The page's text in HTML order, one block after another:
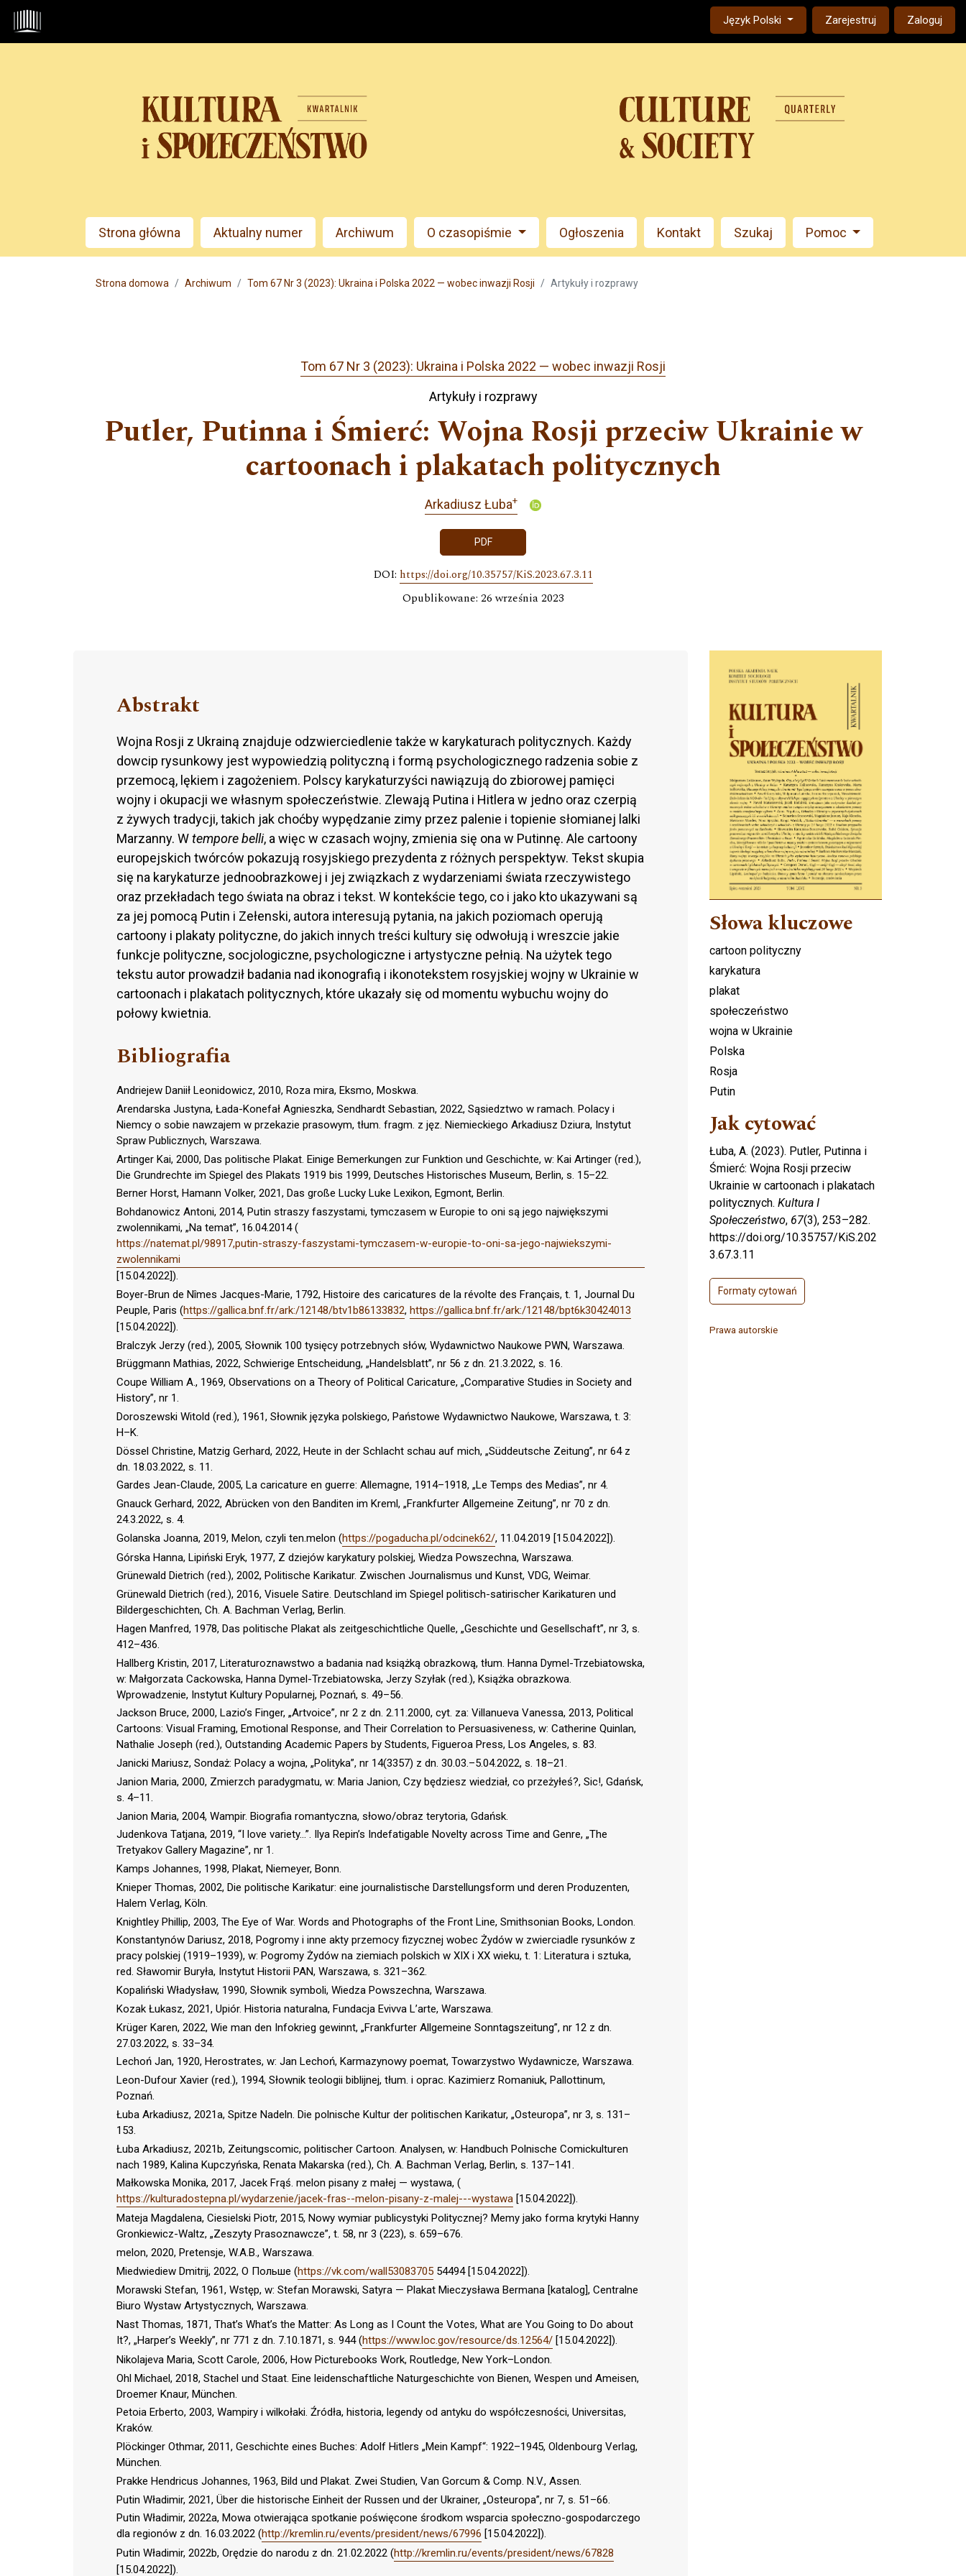
Przejdź do głównego menu
Przejdź do sekcji głównej
Przejdź do stopki
Change the language. The current language is:
Język Polski
Admin menu Zarejestruj Zaloguj
Main menu
Strona główna Aktualny numer Archiwum O czasopiśmie Ogłoszenia Kontakt Szukaj Pomoc
Strona domowa Archiwum Tom 67 Nr 3 (2023): Ukraina i Polska 2022 — wobec inwazji Rosji Artykuły i rozprawy
Tom 67 Nr 3 (2023): Ukraina i Polska 2022 — wobec inwazji Rosji
Artykuły i rozprawy
Putler, Putinna i Śmierć: Wojna Rosji przeciw Ukrainie w
cartoonach i plakatach politycznych
Arkadiusz Łuba+
PDF
DOI: https://doi.org/10.35757/KiS.2023.67.3.11
Opublikowane: 26 września 2023
Abstrakt
Wojna Rosji z Ukrainą znajduje odzwierciedlenie także w karykaturach politycznych. Każdy
dowcip rysunkowy jest wypowiedzią polityczną i formą psychologicznego radzenia sobie z
przemocą, lękiem i zagożeniem. Polscy karykaturzyści nawiązują do zbiorowej pamięci
wojny i okupacji we własnym społeczeństwie. Zlewają Putina i Hitlera w jedno oraz czerpią
z żywych tradycji, takich jak choćby wypędzanie zimy przez palenie i topienie słomianej lalki
Marzanny. Wtempore belli, a więc w czasach wojny, zmienia się ona w Putinnę. Ale cartoony
europejskich twórców pokazują rosyjskiego prezydenta z różnych perspektyw. Tekst skupia
się na karykaturze jednoobrazkowej i jej związkach z wydarzeniami świata rzeczywistego
oraz przekładach tego świata na obraz i tekst. W kontekście tego, co i jako kto ukazywani są
za jej pomocą Putin i Zełenski, autora interesują pytania, na jakich poziomach operują
cartoony i plakaty polityczne, do jakich innych treści kultury się odwołują i wreszcie jakie
funkcje polityczne, socjologiczne, psychologiczne i artystyczne pełnią. Na użytek tego
tekstu autor prowadził badania nad ikonografią i ikonotekstem rosyjskiej wojny w Ukrainie w
cartoonach i plakatach politycznych, które ukazały się od momentu wybuchu wojny do
połowy kwietnia.
Bibliografia
Andriejew Daniił Leonidowicz, 2010, Roza mira, Eksmo, Moskwa.
Arendarska Justyna, Łada-Konefał Agnieszka, Sendhardt Sebastian, 2022, Sąsiedztwo w ramach. Polacy i
Niemcy o sobie nawzajem w przekazie prasowym, tłum. fragm. z jęz. Niemieckiego Arkadiusz Dziura, Instytut
Spraw Publicznych, Warszawa.
Artinger Kai, 2000, Das politische Plakat. Einige Bemerkungen zur Funktion und Geschichte, w: Kai Artinger (red.),
Die Grundrechte im Spiegel des Plakats 1919 bis 1999, Deutsches Historisches Museum, Berlin, s. 15–22.
Berner Horst, Hamann Volker, 2021, Das große Lucky Luke Lexikon, Egmont, Berlin.
Bohdanowicz Antoni, 2014, Putin straszy faszystami, tymczasem w Europie to oni są jego największymi
zwolennikami, „Na temat”, 16.04.2014 (
https://natemat.pl/98917,putin-straszy-faszystami-tymczasem-w-europie-to-oni-sa-jego-najwiekszymi-
zwolennikami
[15.04.2022]).
Boyer-Brun de Nîmes Jacques-Marie, 1792, Histoire des caricatures de la révolte des Français, t. 1, Journal Du
Peuple, Paris (https://gallica.bnf.fr/ark:/12148/btv1b86133832, https://gallica.bnf.fr/ark:/12148/bpt6k30424013
[15.04.2022]).
Bralczyk Jerzy (red.), 2005, Słownik 100 tysięcy potrzebnych słów, Wydawnictwo Naukowe PWN, Warszawa.
Brüggmann Mathias, 2022, Schwierige Entscheidung, „Handelsblatt”, nr 56 z dn. 21.3.2022, s. 16.
Coupe William A., 1969, Observations on a Theory of Political Caricature, „Comparative Studies in Society and
History”, nr 1.
Doroszewski Witold (red.), 1961, Słownik języka polskiego, Państowe Wydawnictwo Naukowe, Warszawa, t. 3:
H–K.
Dössel Christine, Matzig Gerhard, 2022, Heute in der Schlacht schau auf mich, „Süddeutsche Zeitung”, nr 64 z
dn. 18.03.2022, s. 11.
Gardes Jean-Claude, 2005, La caricature en guerre: Allemagne, 1914–1918, „Le Temps des Medias”, nr 4.
Gnauck Gerhard, 2022, Abrücken von den Banditen im Kreml, „Frankfurter Allgemeine Zeitung”, nr 70 z dn.
24.3.2022, s. 4.
Golanska Joanna, 2019, Melon, czyli ten.melon (https://pogaducha.pl/odcinek62/, 11.04.2019 [15.04.2022]).
Górska Hanna, Lipiński Eryk, 1977, Z dziejów karykatury polskiej, Wiedza Powszechna, Warszawa.
Grünewald Dietrich (red.), 2002, Politische Karikatur. Zwischen Journalismus und Kunst, VDG, Weimar.
Grünewald Dietrich (red.), 2016, Visuele Satire. Deutschland im Spiegel politisch-satirischer Karikaturen und
Bildergeschichten, Ch. A. Bachman Verlag, Berlin.
Hagen Manfred, 1978, Das politische Plakat als zeitgeschichtliche Quelle, „Geschichte und Gesellschaft”, nr 3, s.
412–436.
Hallberg Kristin, 2017, Literaturoznawstwo a badania nad książką obrazkową, tłum. Hanna Dymel-Trzebiatowska,
w: Małgorzata Cackowska, Hanna Dymel-Trzebiatowska, Jerzy Szyłak (red.), Książka obrazkowa.
Wprowadzenie, Instytut Kultury Popularnej, Poznań, s. 49–56.
Jackson Bruce, 2000, Lazio’s Finger, „Artvoice”, nr 2 z dn. 2.11.2000, cyt. za: Villanueva Vanessa, 2013, Political
Cartoons: Visual Framing, Emotional Response, and Their Correlation to Persuasiveness, w: Catherine Quinlan,
Nathalie Joseph (red.), Outstanding Academic Papers by Students, Figueroa Press, Los Angeles, s. 83.
Janicki Mariusz, Sondaż: Polacy a wojna, „Polityka”, nr 14(3357) z dn. 30.03.–5.04.2022, s. 18–21.
Janion Maria, 2000, Zmierzch paradygmatu, w: Maria Janion, Czy będziesz wiedział, co przeżyłeś?, Sic!, Gdańsk,
s. 4–11.
Janion Maria, 2004, Wampir. Biografia romantyczna, słowo/obraz terytoria, Gdańsk.
Judenkova Tatjana, 2019, “I love variety…”. Ilya Repin’s Indefatigable Novelty across Time and Genre, „The
Tretyakov Gallery Magazine”, nr 1.
Kamps Johannes, 1998, Plakat, Niemeyer, Bonn.
Knieper Thomas, 2002, Die politische Karikatur: eine journalistische Darstellungsform und deren Produzenten,
Halem Verlag, Köln.
Knightley Phillip, 2003, The Eye of War. Words and Photographs of the Front Line, Smithsonian Books, London.
Konstantynów Dariusz, 2018, Pogromy i inne akty przemocy fizycznej wobec Żydów w zwierciadle rysunków z
pracy polskiej (1919–1939), w: Pogromy Żydów na ziemiach polskich w XIX i XX wieku, t. 1: Literatura i sztuka,
red. Sławomir Buryła, Instytut Historii PAN, Warszawa, s. 321–362.
Kopaliński Władysław, 1990, Słownik symboli, Wiedza Powszechna, Warszawa.
Kozak Łukasz, 2021, Upiór. Historia naturalna, Fundacja Evivva L’arte, Warszawa.
Krüger Karen, 2022, Wie man den Infokrieg gewinnt, „Frankfurter Allgemeine Sonntagszeitung”, nr 12 z dn.
27.03.2022, s. 33–34.
Lechoń Jan, 1920, Herostrates, w: Jan Lechoń, Karmazynowy poemat, Towarzystwo Wydawnicze, Warszawa.
Leon-Dufour Xavier (red.), 1994, Słownik teologii biblijnej, tłum. i oprac. Kazimierz Romaniuk, Pallottinum,
Poznań.
Łuba Arkadiusz, 2021a, Spitze Nadeln. Die polnische Kultur der politischen Karikatur, „Osteuropa”, nr 3, s. 131–
153.
Łuba Arkadiusz, 2021b, Zeitungscomic, politischer Cartoon. Analysen, w: Handbuch Polnische Comickulturen
nach 1989, Kalina Kupczyńska, Renata Makarska (red.), Ch. A. Bachman Verlag, Berlin, s. 137–141.
Małkowska Monika, 2017, Jacek Frąś. melon pisany z małej — wystawa, (
https://kulturadostepna.pl/wydarzenie/jacek-fras--melon-pisany-z-malej---wystawa [15.04.2022]).
Mateja Magdalena, Ciesielski Piotr, 2015, Nowy wymiar publicystyki Politycznej? Memy jako forma krytyki Hanny
Gronkiewicz-Waltz, „Zeszyty Prasoznawcze”, t. 58, nr 3 (223), s. 659–676.
melon, 2020, Pretensje, W.A.B., Warszawa.
Miedwiediew Dmitrij, 2022, О Польше (https://vk.com/wall53083705 54494 [15.04.2022]).
Morawski Stefan, 1961, Wstęp, w: Stefan Morawski, Satyra — Plakat Mieczysława Bermana [katalog], Centralne
Biuro Wystaw Artystycznych, Warszawa.
Nast Thomas, 1871, That’s What’s the Matter: As Long as I Count the Votes, What are You Going to Do about
It?, „Harper’s Weekly”, nr 771 z dn. 7.10.1871, s. 944 (https://www.loc.gov/resource/ds.12564/ [15.04.2022]).
Nikolajeva Maria, Scott Carole, 2006, How Picturebooks Work, Routledge, New York–London.
Ohl Michael, 2018, Stachel und Staat. Eine leidenschaftliche Naturgeschichte von Bienen, Wespen und Ameisen,
Droemer Knaur, München.
Petoia Erberto, 2003, Wampiry i wilkołaki. Źródła, historia, legendy od antyku do współczesności, Universitas,
Kraków.
Plöckinger Othmar, 2011, Geschichte eines Buches: Adolf Hitlers „Mein Kampf“: 1922–1945, Oldenbourg Verlag,
München.
Prakke Hendricus Johannes, 1963, Bild und Plakat. Zwei Studien, Van Gorcum & Comp. N.V., Assen.
Putin Władimir, 2021, Über die historische Einheit der Russen und der Ukrainer, „Osteuropa”, nr 7, s. 51–66.
Putin Władimir, 2022a, Mowa otwierająca spotkanie poświęcone środkom wsparcia społeczno-gospodarczego
dla regionów z dn. 16.03.2022 (http://kremlin.ru/events/president/news/67996 [15.04.2022]).
Putin Władimir, 2022b, Orędzie do narodu z dn. 21.02.2022 (http://kremlin.ru/events/president/news/67828
[15.04.2022]).
Cover image
Słowa kluczowe
cartoon polityczny
karykatura
plakat
społeczeństwo
wojna w Ukrainie
Polska
Rosja
Putin
Jak cytować
Łuba, A. (2023). Putler, Putinna i
Śmierć: Wojna Rosji przeciw
Ukrainie w cartoonach i plakatach
politycznych. Kultura I
Społeczeństwo, 67(3), 253–282.
https://doi.org/10.35757/KiS.202
3.67.3.11
Formaty cytowań
Prawa autorskie